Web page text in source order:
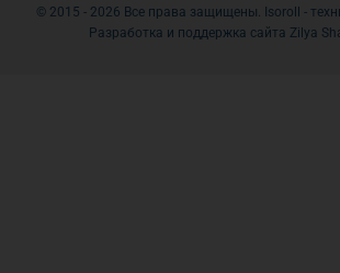
© 2015 - 2026 Все права защищены. Isoroll -
Разработка и поддержка сайта Zilya